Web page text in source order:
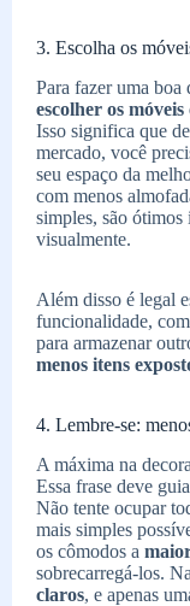
3. Escolha os
Para fazer uma boa
escolher os
Isso significa que
mercado, você
seu espaço da
com menos
simples, são
visualmente.
Além disso é legal
funcionalidade,
para armazenar
menos itens
4. Lembre-se:
A máxima na
Essa frase deve
Não tente ocupar
mais simples
os cômodos a
sobrecarregá-los.
claros, e apenas